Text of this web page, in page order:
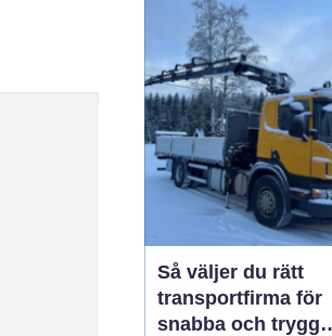
Så väljer du rätt
transportfirma för
snabba och trygga